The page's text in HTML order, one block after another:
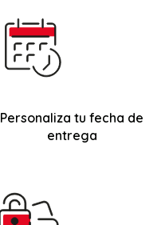
Personaliza tu fecha de
entrega